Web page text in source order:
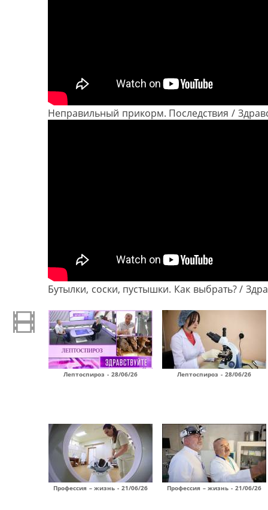
Неправильный прикорм. Последствия /
Бутылки, соски, пустышки. Как выбрать? /
Лептоспироз - 28/06/26 Лептоспироз - 28/06/26
Профессия – жизнь - 21/06/26 Профессия – жизнь - 21/06/26